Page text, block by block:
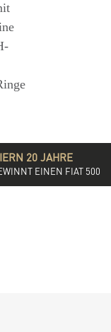
20 JAHRE
EINEN FIAT 500